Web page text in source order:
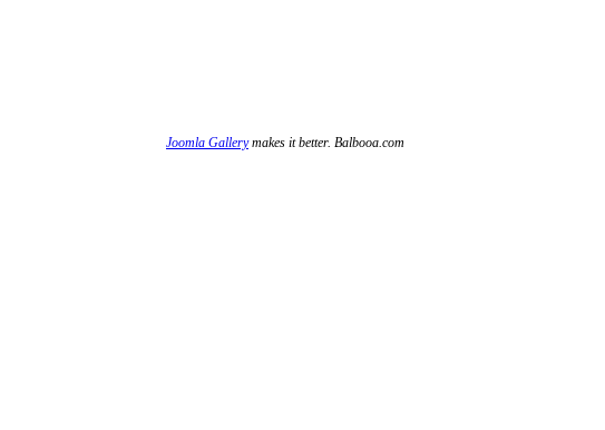
Joomla Gallerymakes it better. Balbooa.com